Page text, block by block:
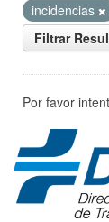
incidencias
Filtrar
Por favor